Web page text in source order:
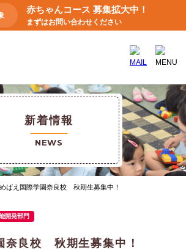
赤ちゃんコース 募集拡大中！
まずはお問い合わせください
新着情報
NEWS
めばえ国際学園奈良校 秋期生募集中！
開発部門
奈良校 秋期生募集中！